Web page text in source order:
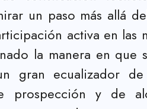
un paso más allá
activa en las
la manera en que
gran ecualizador
prospección y de